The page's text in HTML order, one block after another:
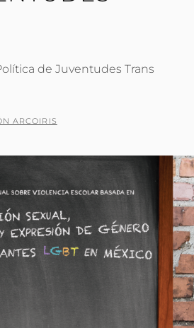
de Juventudes Trans
ARCOIRIS